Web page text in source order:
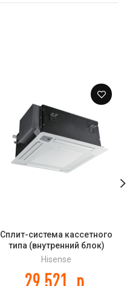
Сплит-система кассетного
типа (внутренний блок)
Hisense AUC-18UR4SAA2 DC
Hisense